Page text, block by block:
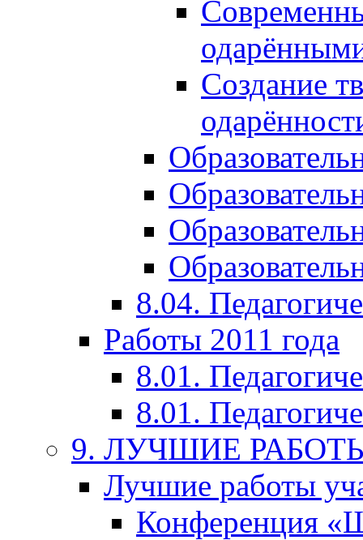
Создание
8.04.
Работы 2011 года
8.01.
8.01.
9. ЛУЧШИЕ
Лучшие работы
Конференция